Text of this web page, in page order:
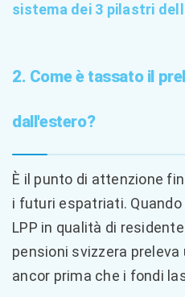
sistema dei 3 pilastri
2. Come è tassato il
dall'estero?
È il punto di attenzione
i futuri espatriati.
LPP in qualità di
pensioni svizzera
ancor prima che i fondi